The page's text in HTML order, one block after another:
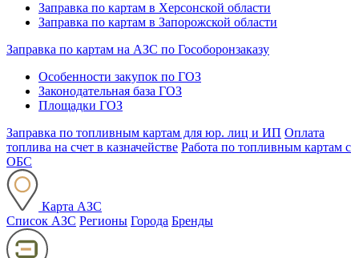
Заправка по картам в Херсонской области
Заправка по картам в Запорожской области
Заправка по картам на АЗС по Гособоронзаказу
Особенности закупок по ГОЗ
Законодательная база ГОЗ
Площадки ГОЗ
Заправка по топливным картам для юр. лиц и ИП Оплата
топлива на счет в казначействе Работа по топливным картам с
ОБС
Карта АЗС
Список АЗС Регионы Города Бренды